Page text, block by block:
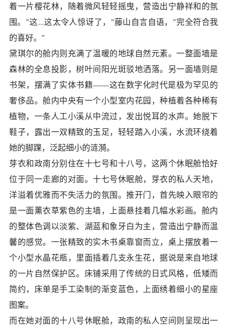
着一片樱花林，随着微风轻轻摇曳，营造出宁静祥和的氛
围。"这...这太令人惊讶了，"藤山自言自语，"完全符合我
的喜好。"
黛琪尔的舱内则充满了温暖的地球自然元素。一整面墙是
森林的全息投影，树叶间阳光斑驳地洒落。另一面墙则是
书架，摆满了实体书籍——这在数字化时代是极为罕见的
奢侈品。舱内中央有一个小型室内花园，种植着各种稀有
植物，一条人工小溪从中流过，发出悦耳的水声。她脱下
鞋子，露出一双精致的玉足，轻轻踏入小溪，水流环绕着
她的脚踝，泛起细小的涟漪。
芽衣和政南分别住在十七号和十八号，这两个休眠舱恰好
位于同一走廊的对面。十七号休眠舱，芽衣的私人天地，
洋溢着优雅而不失活力的氛围。推开门，首先映入眼帘的
是一面薰衣草紫色的主墙，上面悬挂着几幅水彩画。舱内
的整体色调以淡紫、湖蓝和象牙白为主，营造出宁静而温
馨的感觉。一张精致的实木书桌靠窗而立，桌上摆放着一
个小型水晶花瓶，里面插着几支永生花，据说是来自地球
的一片自然保护区。床铺采用了传统的日式风格，低矮而
简约，床单是手工染制的渐变蓝色，上面绣着细小的星座
图案。
而在她对面的十八号休眠舱，政南的私人空间则呈现出一